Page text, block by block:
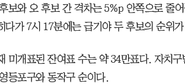
보와 오 후보 간 격차는 5%p 안쪽으로 줄
다가 7시 17분에는 급기야 두 후보의 순위
미개표된 잔여표 수는 약 34만표다. 자치
등포구와 동작구 순이다.